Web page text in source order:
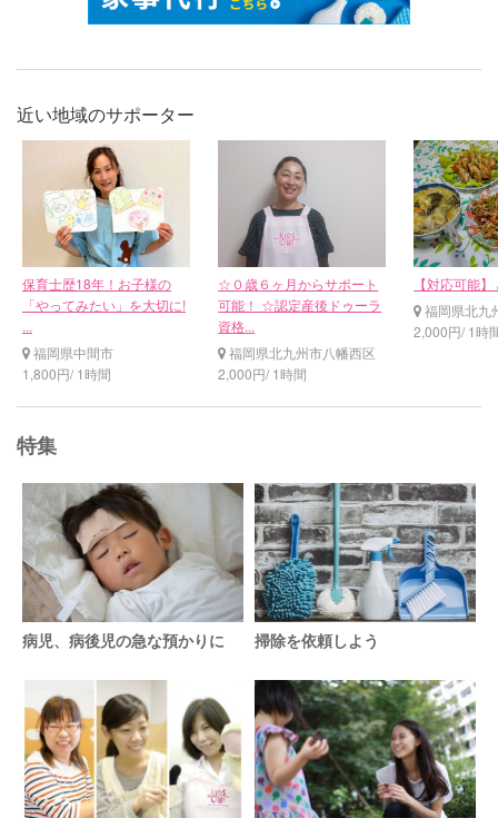
近い地域のサポーター
保育士歴18年！お子様の
「やってみたい」を大切に!
...
福岡県中間市
1,800円/ 1時間
☆０歳６ヶ月からサポート
可能！ ☆認定産後ドゥーラ
資格...
福岡県北九州市八幡西区
2,000円/ 1時間
【対応可能
福岡県北九
2,000円/ 1時
特集
病児、病後児の急な預かりに 掃除を依頼しよう